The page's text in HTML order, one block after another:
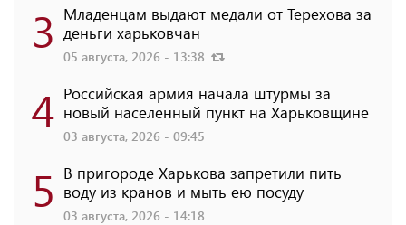
3 Младенцам выдают медали от Терехова за
деньги харьковчан
05 августа, 2026 - 13:38
4 Российская армия начала штурмы за
новый населенный пункт на Харьковщине
03 августа, 2026 - 09:45
5 В пригороде Харькова запретили пить
воду из кранов и мыть ею посуду
03 августа, 2026 - 14:18